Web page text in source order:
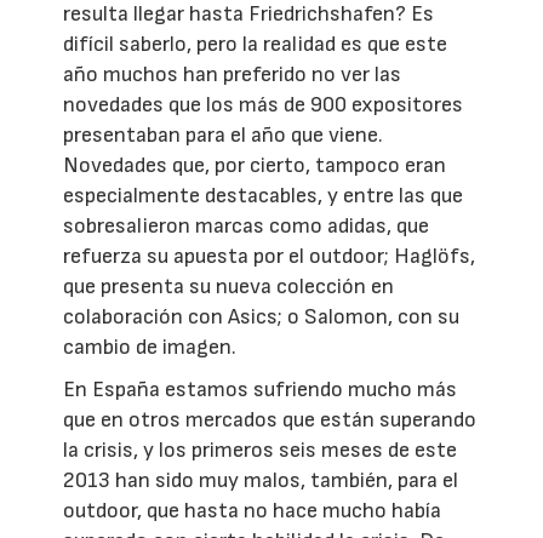
resulta llegar hasta Friedrichshafen? Es
difícil saberlo, pero la realidad es que este
año muchos han preferido no ver las
novedades que los más de 900 expositores
presentaban para el año que viene.
Novedades que, por cierto, tampoco eran
especialmente destacables, y entre las que
sobresalieron marcas como adidas, que
refuerza su apuesta por el outdoor; Haglöfs,
que presenta su nueva colección en
colaboración con Asics; o Salomon, con su
cambio de imagen.
En España estamos sufriendo mucho más
que en otros mercados que están superando
la crisis, y los primeros seis meses de este
2013 han sido muy malos, también, para el
outdoor, que hasta no hace mucho había